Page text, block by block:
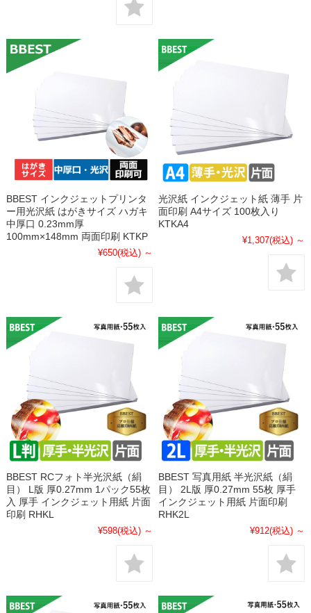
BBEST インクジェットプリンタ
ー用光沢紙 はがきサイズ ハガキ
中厚口 0.23mm厚
100mm×148mm 両面印刷 KTKP
¥650(税込) ～
光沢紙 インクジェット紙 薄手 片
面印刷 A4サイズ 100枚入り
KTKA4
¥1,307(税込) ～
BBEST RCフォト半光沢紙（絹
目） L版 厚0.27mm 1パック55枚
入 厚手 インクジェット用紙 片面
印刷 RHKL
¥598(税込) ～
BBEST 写真用紙 半光沢紙（絹
目） 2L版 厚0.27mm 55枚 厚手
インクジェット用紙 片面印刷
RHK2L
¥912(税込) ～